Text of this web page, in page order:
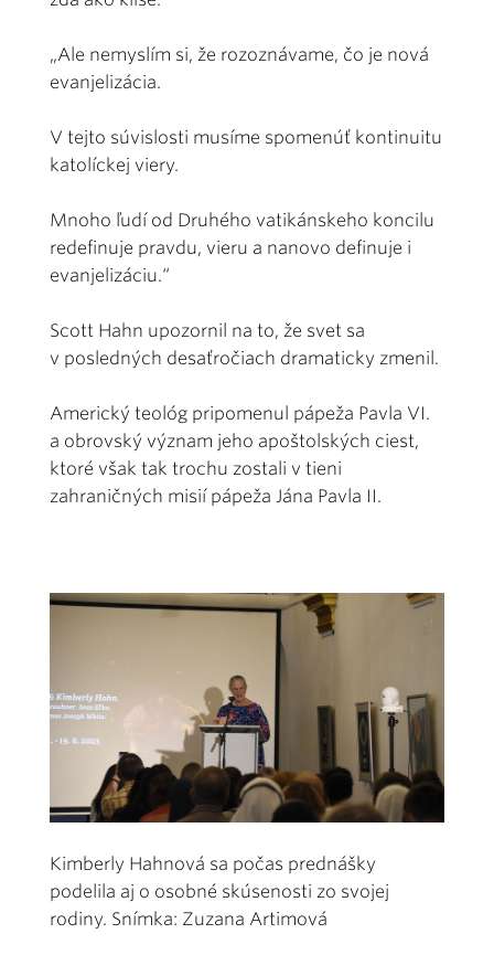
„Ale nemyslím si, že rozoznávame, čo je nová
evanjelizácia.
V tejto súvislosti musíme spomenúť kontinuitu
katolíckej viery.
Mnoho ľudí od Druhého vatikánskeho koncilu
redefinuje pravdu, vieru a nanovo definuje i
evanjelizáciu.“
Scott Hahn upozornil na to, že svet sa
v posledných desaťročiach dramaticky zmenil.
Americký teológ pripomenul pápeža Pavla VI.
a obrovský význam jeho apoštolských ciest,
ktoré však tak trochu zostali v tieni
zahraničných misií pápeža Jána Pavla II.
Kimberly Hahnová sa počas prednášky
podelila aj o osobné skúsenosti zo svojej
rodiny. Snímka: Zuzana Artimová